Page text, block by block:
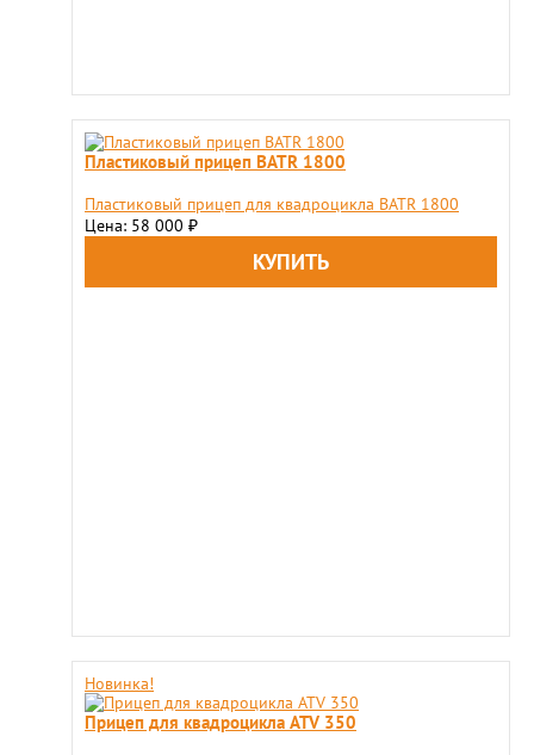
Пластиковый прицеп BATR 1800
Пластиковый прицеп для квадроцикла BATR 1800
Цена: 58 000 ₽
Новинка!
Прицеп для квадроцикла ATV 350